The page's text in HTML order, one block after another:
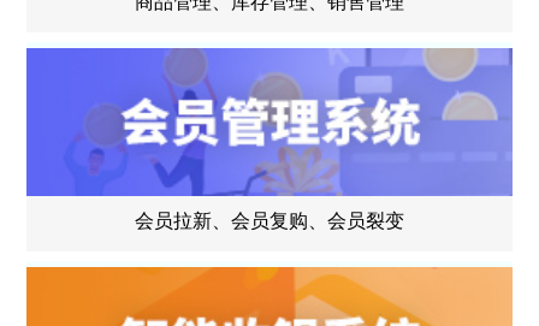
会员拉新、会员复购、会员裂变